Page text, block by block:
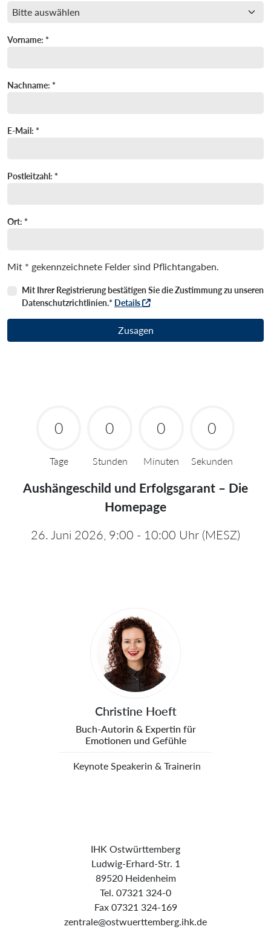
Vorname: *
Nachname: *
E-Mail: *
Postleitzahl: *
Ort: *
Mit * gekennzeichnete Felder sind Pflichtangaben.
Mit Ihrer Registrierung bestätigen Sie die Zustimmung zu unseren
Datenschutzrichtlinien.* Details
Zusagen
0
Tage
0
Stunden
0
Minuten
0
Sekunden
Aushängeschild und Erfolgsgarant – Die
Homepage
26. Juni 2026, 9:00 - 10:00 Uhr (MESZ)
Christine Hoeft
Buch-Autorin & Expertin für
Emotionen und Gefühle
Keynote Speakerin & Trainerin
IHK Ostwürttemberg
Ludwig-Erhard-Str. 1
89520 Heidenheim
Tel. 07321 324-0
Fax 07321 324-169
zentrale@ostwuerttemberg.ihk.de